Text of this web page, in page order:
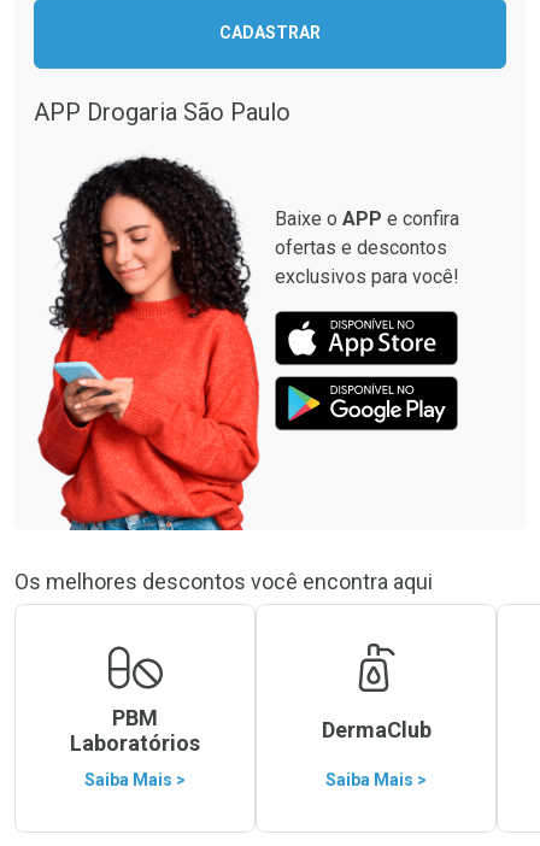
Comprar sem Desconto
Por R$ 664,02/cada
Comprar sem Desconto
Ativar Desconto
Comprar sem Desconto
CADASTRAR
APP Drogaria São Paulo
Baixe o APP e confira
ofertas e descontos
exclusivos para você!
Os melhores descontos você encontra aqui
PBM
Laboratórios
Saiba Mais >
DermaClub
Saiba Mais >